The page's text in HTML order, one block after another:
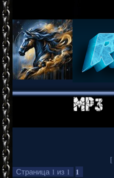
[
Страница 1 из 1 1